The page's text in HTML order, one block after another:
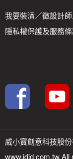
我要裝潢／徵設計師
隱私權保護及服務
威小寶創意科技股
www.idid.com.tw All